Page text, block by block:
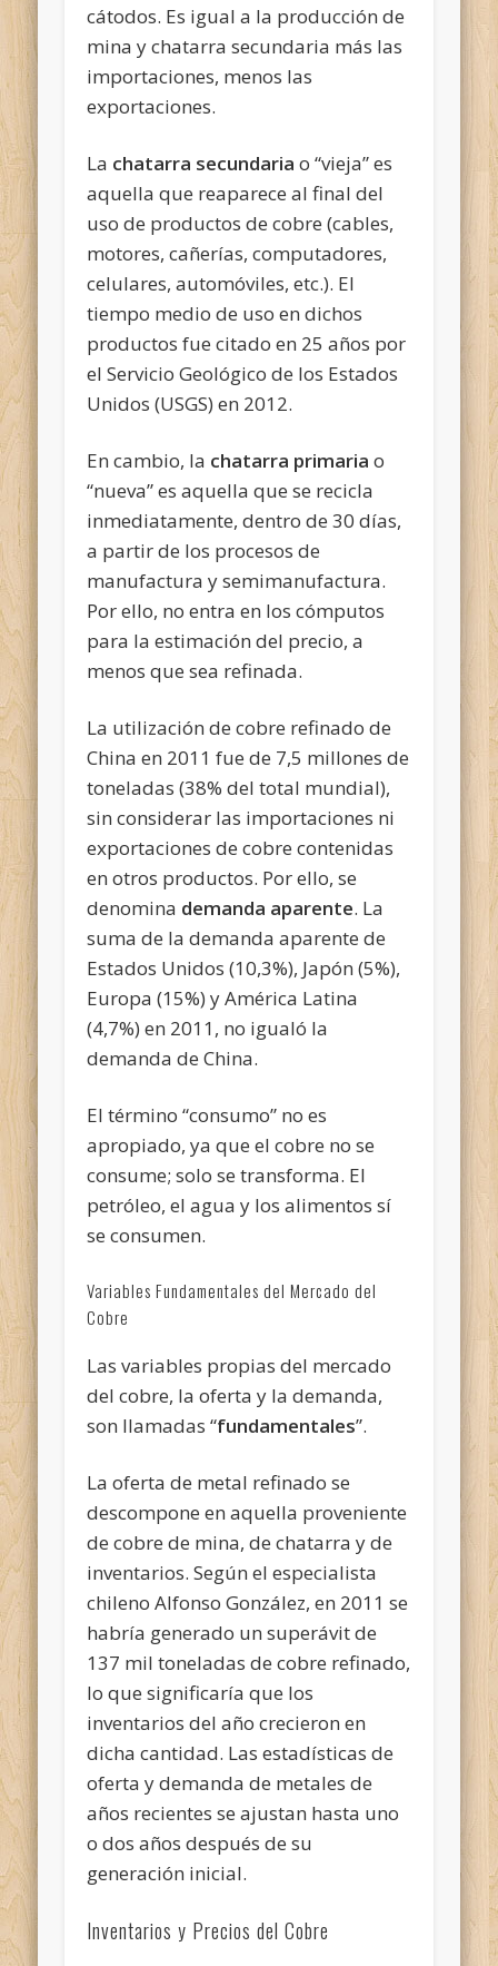
cátodos. Es igual a la producción de
mina y chatarra secundaria más las
importaciones, menos las
exportaciones.
La chatarra secundaria o “vieja” es
aquella que reaparece al final del
uso de productos de cobre (cables,
motores, cañerías, computadores,
celulares, automóviles, etc.). El
tiempo medio de uso en dichos
productos fue citado en 25 años por
el Servicio Geológico de los Estados
Unidos (USGS) en 2012.
En cambio, la chatarra primaria o
“nueva” es aquella que se recicla
inmediatamente, dentro de 30 días,
a partir de los procesos de
manufactura y semimanufactura.
Por ello, no entra en los cómputos
para la estimación del precio, a
menos que sea refinada.
La utilización de cobre refinado de
China en 2011 fue de 7,5 millones de
toneladas (38% del total mundial),
sin considerar las importaciones ni
exportaciones de cobre contenidas
en otros productos. Por ello, se
denomina demanda aparente. La
suma de la demanda aparente de
Estados Unidos (10,3%), Japón (5%),
Europa (15%) y América Latina
(4,7%) en 2011, no igualó la
demanda de China.
El término “consumo” no es
apropiado, ya que el cobre no se
consume; solo se transforma. El
petróleo, el agua y los alimentos sí
se consumen.
Variables Fundamentales del Mercado del
Cobre
Las variables propias del mercado
del cobre, la oferta y la demanda,
son llamadas “fundamentales”.
La oferta de metal refinado se
descompone en aquella proveniente
de cobre de mina, de chatarra y de
inventarios. Según el especialista
chileno Alfonso González, en 2011 se
habría generado un superávit de
137 mil toneladas de cobre refinado,
lo que significaría que los
inventarios del año crecieron en
dicha cantidad. Las estadísticas de
oferta y demanda de metales de
años recientes se ajustan hasta uno
o dos años después de su
generación inicial.
Inventarios y Precios del Cobre